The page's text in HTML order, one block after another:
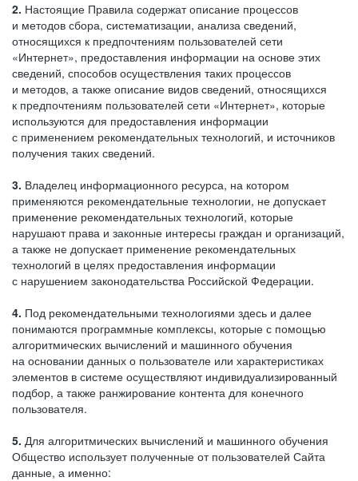
2. Настоящие Правила содержат описание процессов
и методов сбора, систематизации, анализа сведений,
относящихся к предпочтениям пользователей сети
«Интернет», предоставления информации на основе этих
сведений, способов осуществления таких процессов
и методов, а также описание видов сведений, относящихся
к предпочтениям пользователей сети «Интернет», которые
используются для предоставления информации
с применением рекомендательных технологий, и источников
получения таких сведений.
3. Владелец информационного ресурса, на котором
применяются рекомендательные технологии, не допускает
применение рекомендательных технологий, которые
нарушают права и законные интересы граждан и организаций,
а также не допускает применение рекомендательных
технологий в целях предоставления информации
с нарушением законодательства Российской Федерации.
4. Под рекомендательными технологиями здесь и далее
понимаются программные комплексы, которые с помощью
алгоритмических вычислений и машинного обучения
на основании данных о пользователе или характеристиках
элементов в системе осуществляют индивидуализированный
подбор, а также ранжирование контента для конечного
пользователя.
5. Для алгоритмических вычислений и машинного обучения
Общество использует полученные от пользователей Сайта
данные, а именно: